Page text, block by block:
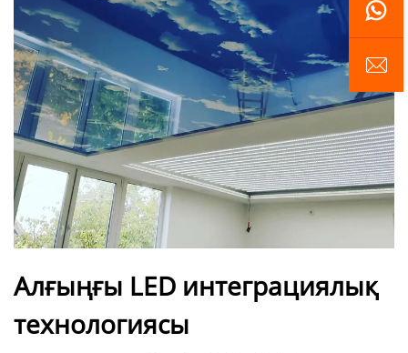
Алғыңғы LED интеграциялық
технологиясы